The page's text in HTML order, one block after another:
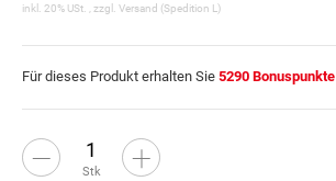
inkl. 20% USt. , zzgl. Versand (Spedition L)
Für dieses Produkt erhalten Sie 5290 Bonuspunkte
Stk